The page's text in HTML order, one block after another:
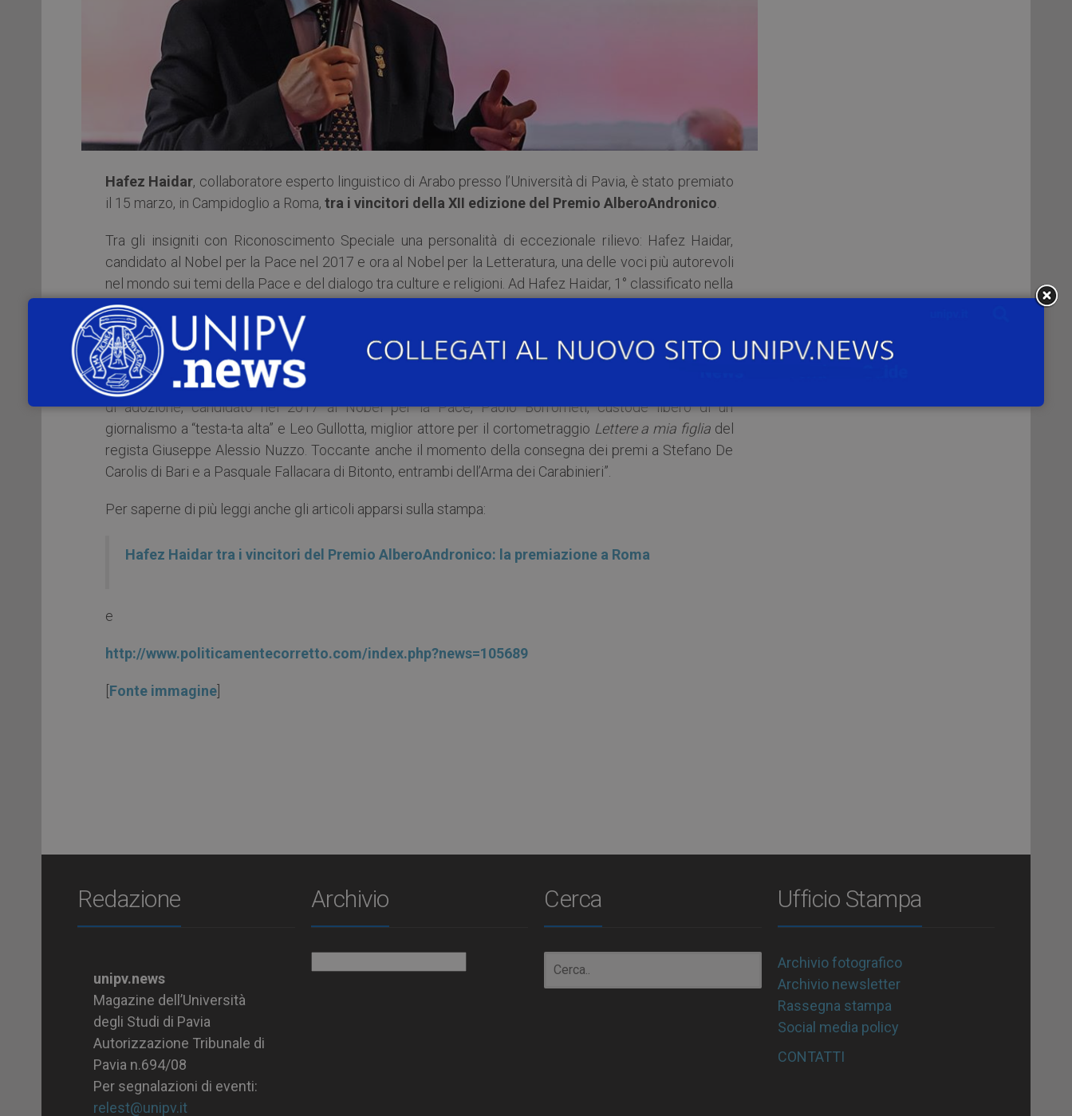
Hafez Haidar, collaboratore esperto linguistico di Arabo presso l’Università di Pavia, è stato premiato
il 15 marzo, in Campidoglio a Roma, tra i vincitori della XII edizione del Premio AlberoAndronico
Tra gli insigniti con Riconoscimento Speciale una personalità di eccezionale rilievo: Hafez Haidar,
candidato al Nobel per la Pace nel 2017 e ora al Nobel per la Letteratura, una delle voci più autorevoli
nel mondo sui temi della Pace e del dialogo tra culture e religioni. Ad Hafez Haidar, 1° classificato nella
sezione Narrativa d’autore non di madrelingua italiana, è stato infatti conferito anche il Premio
Speciale alla Cultura.
“È stato emozionante – ha dichiarato Pino Acquafredda, presidente dell’Associazione
AlberoAndronico – premiare Hafez Haidar, poeta e scrittore libanese per nascita e italiano
di adozione, candidato nel 2017 al Nobel per la Pace, Paolo Borrometi, custode libero di un
giornalismo a “testa-ta alta” e Leo Gullotta, miglior attore per il cortometraggio Lettere a mia figliadel
regista Giuseppe Alessio Nuzzo. Toccante anche il momento della consegna dei premi a Stefano De
Carolis di Bari e a Pasquale Fallacara di Bitonto, entrambi dell’Arma dei Carabinieri”.
Per saperne di più leggi anche gli articoli apparsi sulla stampa:
Hafez Haidar tra i vincitori del Premio AlberoAndronico: la premiazione a Roma
e
http://www.politicamentecorretto.com/index.php?news=105689
[Fonte immagine]
Redazione
unipv.news
Magazine dell’Università
degli Studi di Pavia
Autorizzazione Tribunale di
Pavia n.694/08
Per segnalazioni di eventi:
relest@unipv.it
Archivio Cerca Ufficio Stampa
Archivio fotografico
Archivio newsletter
Rassegna stampa
Social media policy
CONTATTI